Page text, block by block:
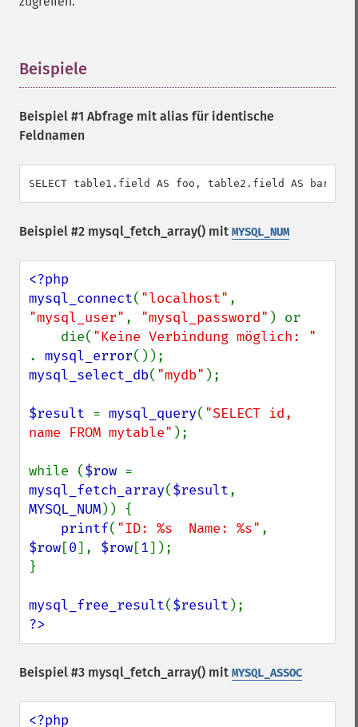
Beispiele
Beispiel #1 Abfrage mit alias für identische
Feldnamen
SELECT table1.field AS foo, table2.field AS bar
Beispiel #2 mysql_fetch_array() mit MYSQL_NUM
<?php
mysql_connect( "localhost"
"mysql_user" , "mysql_password" ) or
    die(
. mysql_error
mysql_select_db( "mydb" );
$result = mysql_query( "SELECT id,
name FROM mytable" );
while ($row
mysql_fetch_array($result
MYSQL_NUM)) {
printf( "ID: %s  Name: %s"
$row[0], $row[1]);
}
mysql_free_result($result
?>
Beispiel #3 mysql_fetch_array() mit MYSQL_ASSOC
<?php